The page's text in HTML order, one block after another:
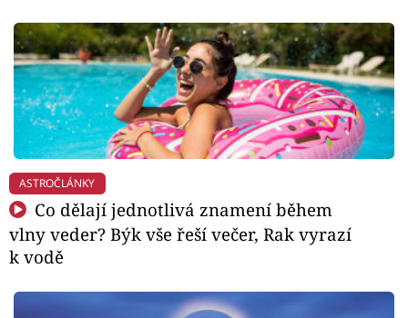
ASTROČLÁNKY
Co dělají jednotlivá znamení během
vlny veder? Býk vše řeší večer, Rak vyrazí
k vodě